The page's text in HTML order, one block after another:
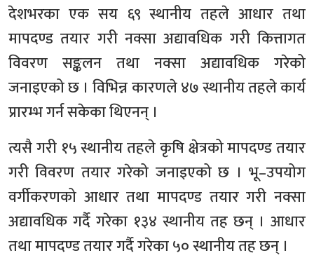
देशभरका एक सय ६९ स्थानीय तहले आधार तथा
मापदण्ड तयार गरी नक्सा अद्यावधिक गरी कित्तागत
विवरण सङ्कलन तथा नक्सा अद्यावधिक गरेको
जनाइएको छ । विभिन्न कारणले ४७ स्थानीय तहले कार्य
प्रारम्भ गर्न सकेका थिएनन् ।
त्यसै गरी १५ स्थानीय तहले कृषि क्षेत्रको मापदण्ड तयार
गरी विवरण तयार गरेको जनाइएको छ । भू–उपयोग
वर्गीकरणको आधार तथा मापदण्ड तयार गरी नक्सा
अद्यावधिक गर्दै गरेका १३४ स्थानीय तह छन् । आधार
तथा मापदण्ड तयार गर्दै गरेका ५० स्थानीय तह छन् ।